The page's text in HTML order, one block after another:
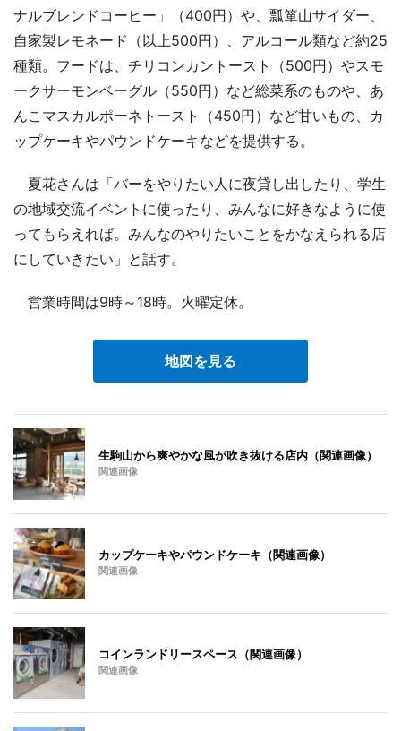
ナルブレンドコーヒー」（400円）や、瓢箪山サイダー、
自家製レモネード（以上500円）、アルコール類など約25
種類。フードは、チリコンカントースト（500円）やスモ
ークサーモンベーグル（550円）など総菜系のものや、あ
んこマスカルポーネトースト（450円）など甘いもの、カ
ップケーキやパウンドケーキなどを提供する。
夏花さんは「バーをやりたい人に夜貸し出したり、学生
の地域交流イベントに使ったり、みんなに好きなように使
ってもらえれば。みんなのやりたいことをかなえられる店
にしていきたい」と話す。
営業時間は9時～18時。火曜定休。
地図を見る
生駒山から爽やかな風が吹き抜ける店内（関連画像）
関連画像
カップケーキやパウンドケーキ（関連画像）
関連画像
コインランドリースペース（関連画像）
関連画像